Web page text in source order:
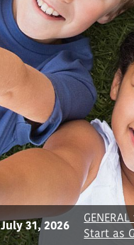
July 31, 2026
Start as